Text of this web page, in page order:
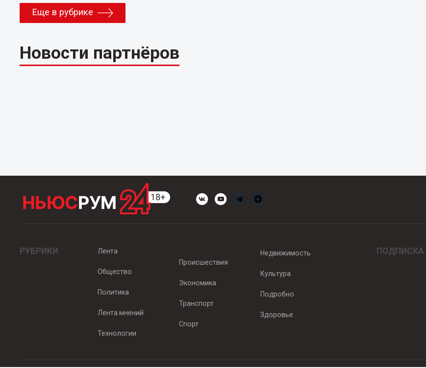
Еще в рубрике
Новости партнёров
РУБРИКИ Лента
Общество
Политика
Лента мнений
Технологии
Происшествия
Экономика
Транспорт
Спорт
Недвижимость
Культура
Подробно
Здоровье
ПОДПИСКА